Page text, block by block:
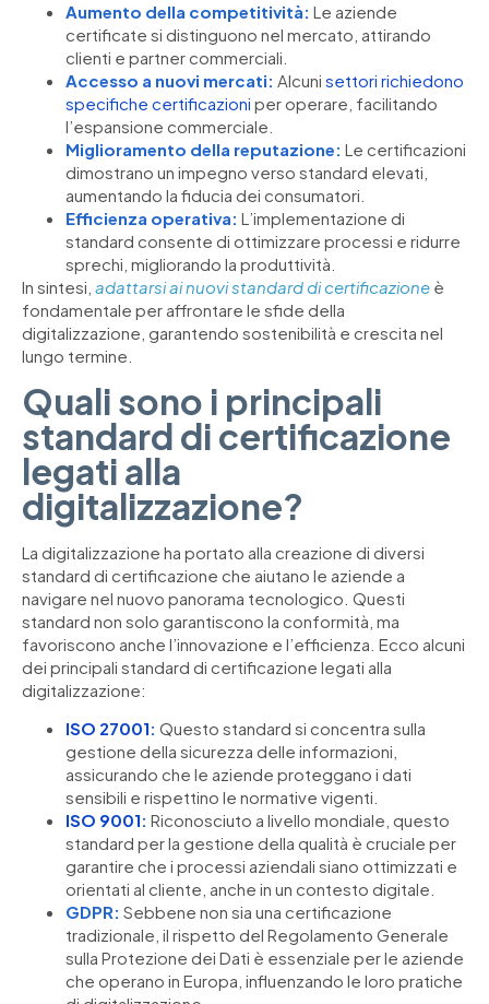
Aumento della competitività: Le aziende
certificate si distinguono nel mercato, attirando
clienti e partner commerciali.
Accesso a nuovi mercati: Alcuni settori richiedono
specifiche certificazioni per operare, facilitando
l’espansione commerciale.
Miglioramento della reputazione: Le certificazioni
dimostrano un impegno verso standard elevati,
aumentando la fiducia dei consumatori.
Efficienza operativa: L’implementazione di
standard consente di ottimizzare processi e ridurre
sprechi, migliorando la produttività.
In sintesi, adattarsi ai nuovi standard di certificazione è
fondamentale per affrontare le sfide della
digitalizzazione, garantendo sostenibilità e crescita nel
lungo termine.
Quali sono i principali
standard di certificazione
legati alla
digitalizzazione?
La digitalizzazione ha portato alla creazione di diversi
standard di certificazione che aiutano le aziende a
navigare nel nuovo panorama tecnologico. Questi
standard non solo garantiscono la conformità, ma
favoriscono anche l’innovazione e l’efficienza. Ecco alcuni
dei principali standard di certificazione legati alla
digitalizzazione:
ISO 27001: Questo standard si concentra sulla
gestione della sicurezza delle informazioni,
assicurando che le aziende proteggano i dati
sensibili e rispettino le normative vigenti.
ISO 9001: Riconosciuto a livello mondiale, questo
standard per la gestione della qualità è cruciale per
garantire che i processi aziendali siano ottimizzati e
orientati al cliente, anche in un contesto digitale.
GDPR: Sebbene non sia una certificazione
tradizionale, il rispetto del Regolamento Generale
sulla Protezione dei Dati è essenziale per le aziende
che operano in Europa, influenzando le loro pratiche